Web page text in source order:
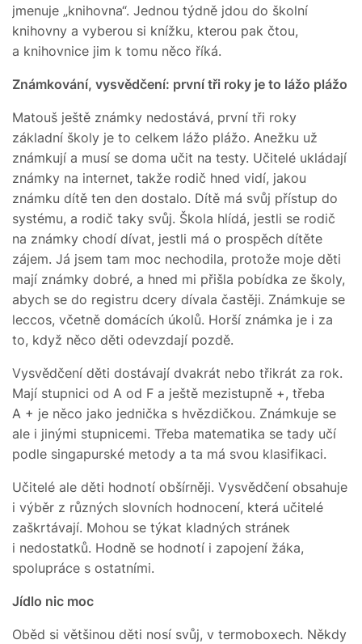
jmenuje „knihovna“. Jednou týdně jdou do školní
knihovny a vyberou si knížku, kterou pak čtou,
a knihovnice jim k tomu něco říká.
Známkování, vysvědčení: první tři roky je to lážo plážo
Matouš ještě známky nedostává, první tři roky
základní školy je to celkem lážo plážo. Anežku už
známkují a musí se doma učit na testy. Učitelé ukládají
známky na internet, takže rodič hned vidí, jakou
známku dítě ten den dostalo. Dítě má svůj přístup do
systému, a rodič taky svůj. Škola hlídá, jestli se rodič
na známky chodí dívat, jestli má o prospěch dítěte
zájem. Já jsem tam moc nechodila, protože moje děti
mají známky dobré, a hned mi přišla pobídka ze školy,
abych se do registru dcery dívala častěji. Známkuje se
leccos, včetně domácích úkolů. Horší známka je i za
to, když něco děti odevzdají pozdě.
Vysvědčení děti dostávají dvakrát nebo třikrát za rok.
Mají stupnici od A od F a ještě mezistupně +, třeba
A + je něco jako jednička s hvězdičkou. Známkuje se
ale i jinými stupnicemi. Třeba matematika se tady učí
podle singapurské metody a ta má svou klasifikaci.
Učitelé ale děti hodnotí obšírněji. Vysvědčení obsahuje
i výběr z různých slovních hodnocení, která učitelé
zaškrtávají. Mohou se týkat kladných stránek
i nedostatků. Hodně se hodnotí i zapojení žáka,
spolupráce s ostatními.
Jídlo nic moc
Oběd si většinou děti nosí svůj, v termoboxech. Někdy